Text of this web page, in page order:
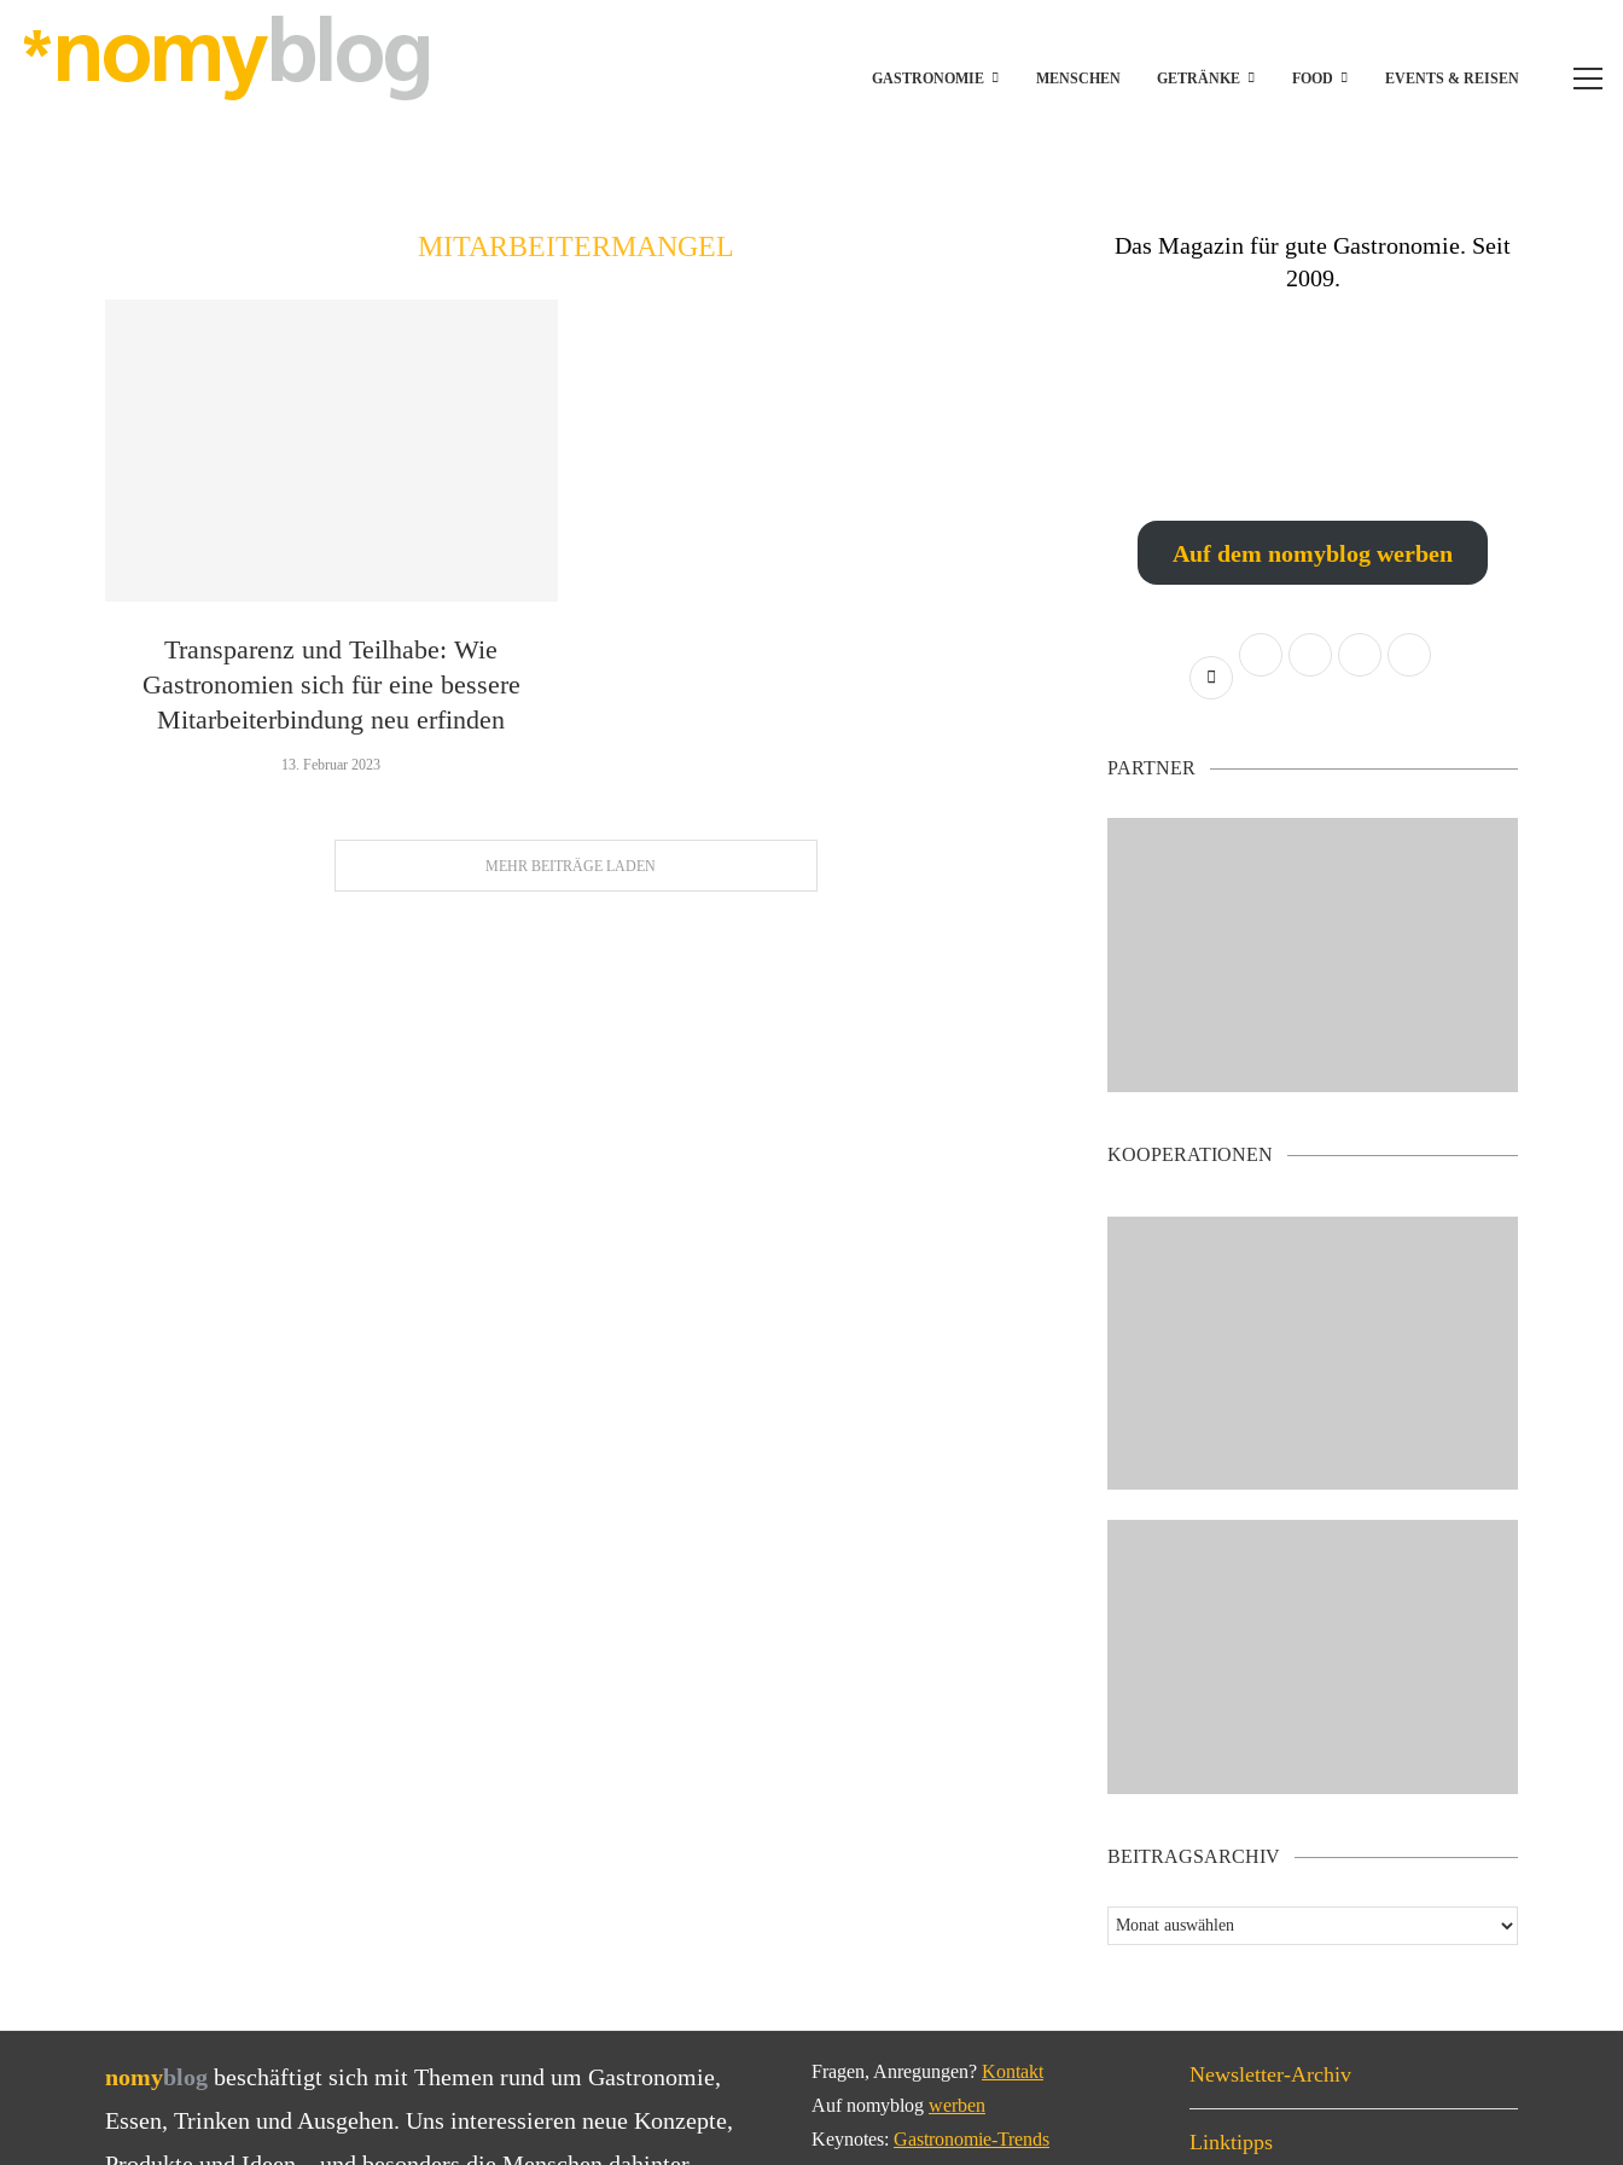
GASTRONOMIE MENSCHEN GETRÄNKE FOOD EVENTS & REISEN
MITARBEITERMANGEL
Transparenz und Teilhabe: Wie
Gastronomien sich für eine bessere
Mitarbeiterbindung neu erfinden
13. Februar 2023
MEHR BEITRÄGE LADEN
Das Magazin für gute Gastronomie. Seit
2009.
Auf dem nomyblog werben
PARTNER
KOOPERATIONEN
BEITRAGSARCHIV
nomyblog beschäftigt sich mit Themen rund um Gastronomie,
Essen, Trinken und Ausgehen. Uns interessieren neue Konzepte,
Fragen, Anregungen? Kontakt
Auf nomyblog werben
Keynotes: Gastronomie-Trends
Newsletter-Archiv
Linktipps